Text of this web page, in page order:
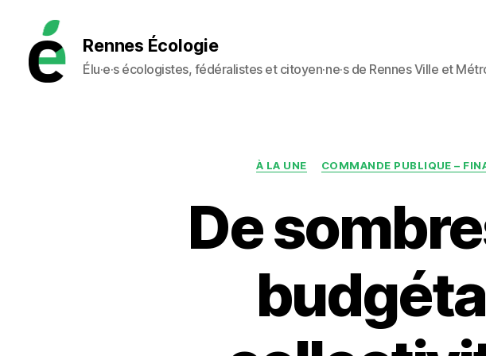
Rennes Écologie
Élu·e·s écologistes, fédéralistes et citoyen·ne·s de Rennes Ville et
À LA UNE COMMANDE PUBLIQUE –
De